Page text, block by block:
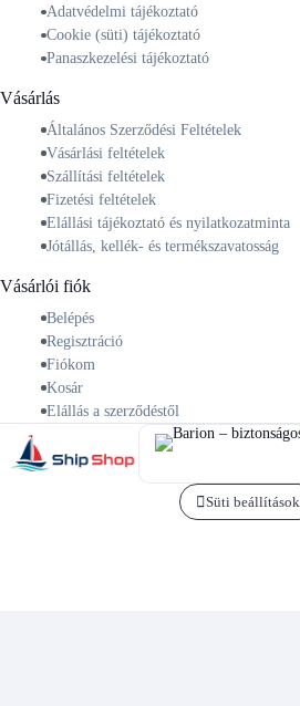
Adatvédelmi tájékoztató
Cookie (süti) tájékoztató
Panaszkezelési tájékoztató
Vásárlás
Általános Szerződési Feltételek
Vásárlási feltételek
Szállítási feltételek
Fizetési feltételek
Elállási tájékoztató és nyilatkozatminta
Jótállás, kellék- és termékszavatosság
Vásárlói fiók
Belépés
Regisztráció
Fiókom
Kosár
Elállás a szerződéstől
Süti beállítások